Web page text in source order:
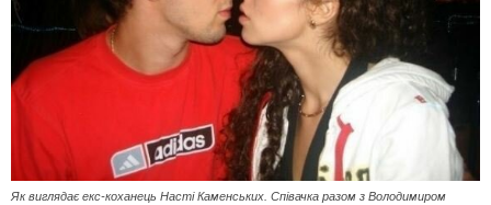
Як виглядає екс-коханець Насті Каменських. Співачка разом з Володимиром